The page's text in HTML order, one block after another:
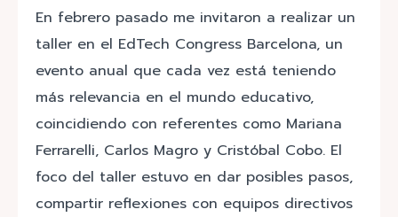
En febrero pasado me invitaron a realizar un
taller en el EdTech Congress Barcelona, un
evento anual que cada vez está teniendo
más relevancia en el mundo educativo,
coincidiendo con referentes como Mariana
Ferrarelli, Carlos Magro y Cristóbal Cobo. El
foco del taller estuvo en dar posibles pasos,
compartir reflexiones con equipos directivos